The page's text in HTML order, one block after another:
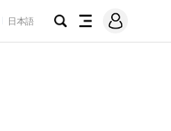
日本語
검
전
메
그